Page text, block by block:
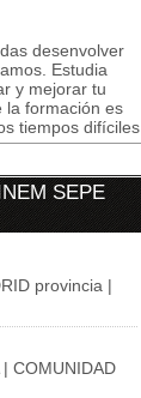
desenvolver
Estudia
y mejorar tu
la formación es
tiempos difíciles
SEPE
provincia |
| COMUNIDAD